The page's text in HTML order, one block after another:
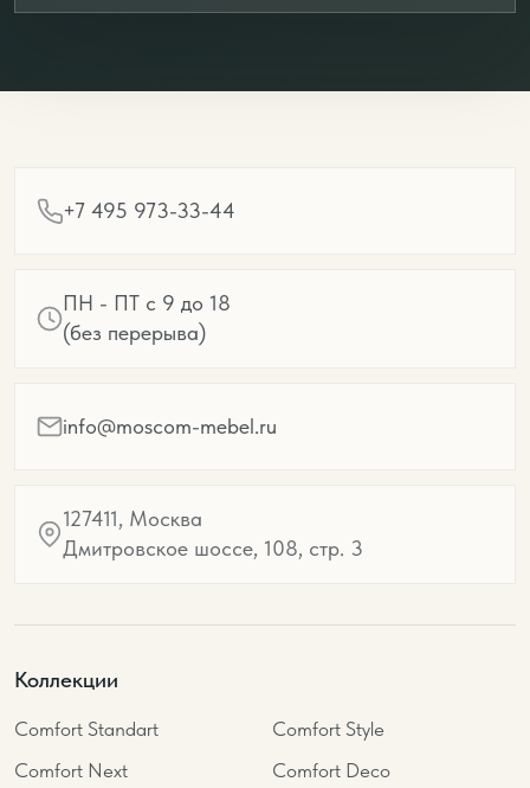
+7 495 973-33-44
ПН - ПТ с 9 до 18
(без перерыва)
info@moscom-mebel.ru
127411, Москва
Дмитровское шоссе, 108, стр. 3
Коллекции
Comfort Standart
Comfort Style
Comfort Next
Comfort Deco